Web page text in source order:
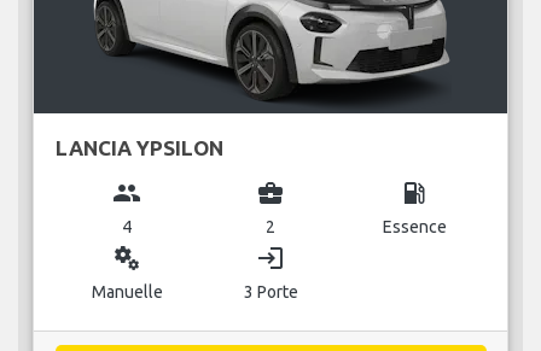
LANCIA YPSILON
group
4
business_center
2
local_gas_station
Essence
miscellaneous_services
Manuelle
login
3 Porte